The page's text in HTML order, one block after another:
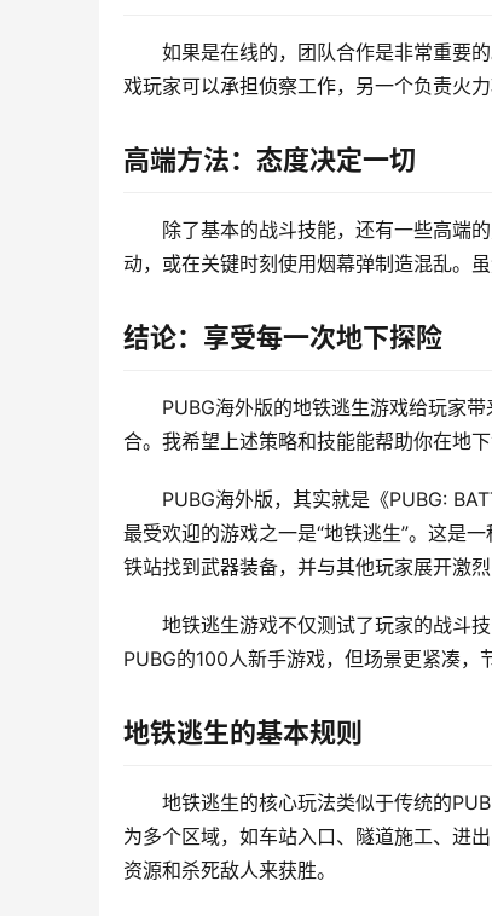
如果是在线的，团队合作是非常重要
戏玩家可以承担侦察工作，另一个负责火
高端方法：态度决定一切
除了基本的战斗技能，还有一些高端
动，或在关键时刻使用烟幕弹制造混乱。
结论：享受每一次地下探险
PUBG海外版的地铁逃生游戏给玩家
合。我希望上述策略和技能能帮助你在地
PUBG海外版，其实就是《PUBG:
最受欢迎的游戏之一是“地铁逃生”。这是
铁站找到武器装备，并与其他玩家展开激烈
地铁逃生游戏不仅测试了玩家的战斗
PUBG的100人新手游戏，但场景更紧凑，
地铁逃生的基本规则
地铁逃生的核心玩法类似于传统的
为多个区域，如车站入口、隧道施工、进
资源和杀死敌人来获胜。